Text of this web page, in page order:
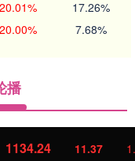
20.01% 17.26%
20.00% 7.68%
播
1.01%